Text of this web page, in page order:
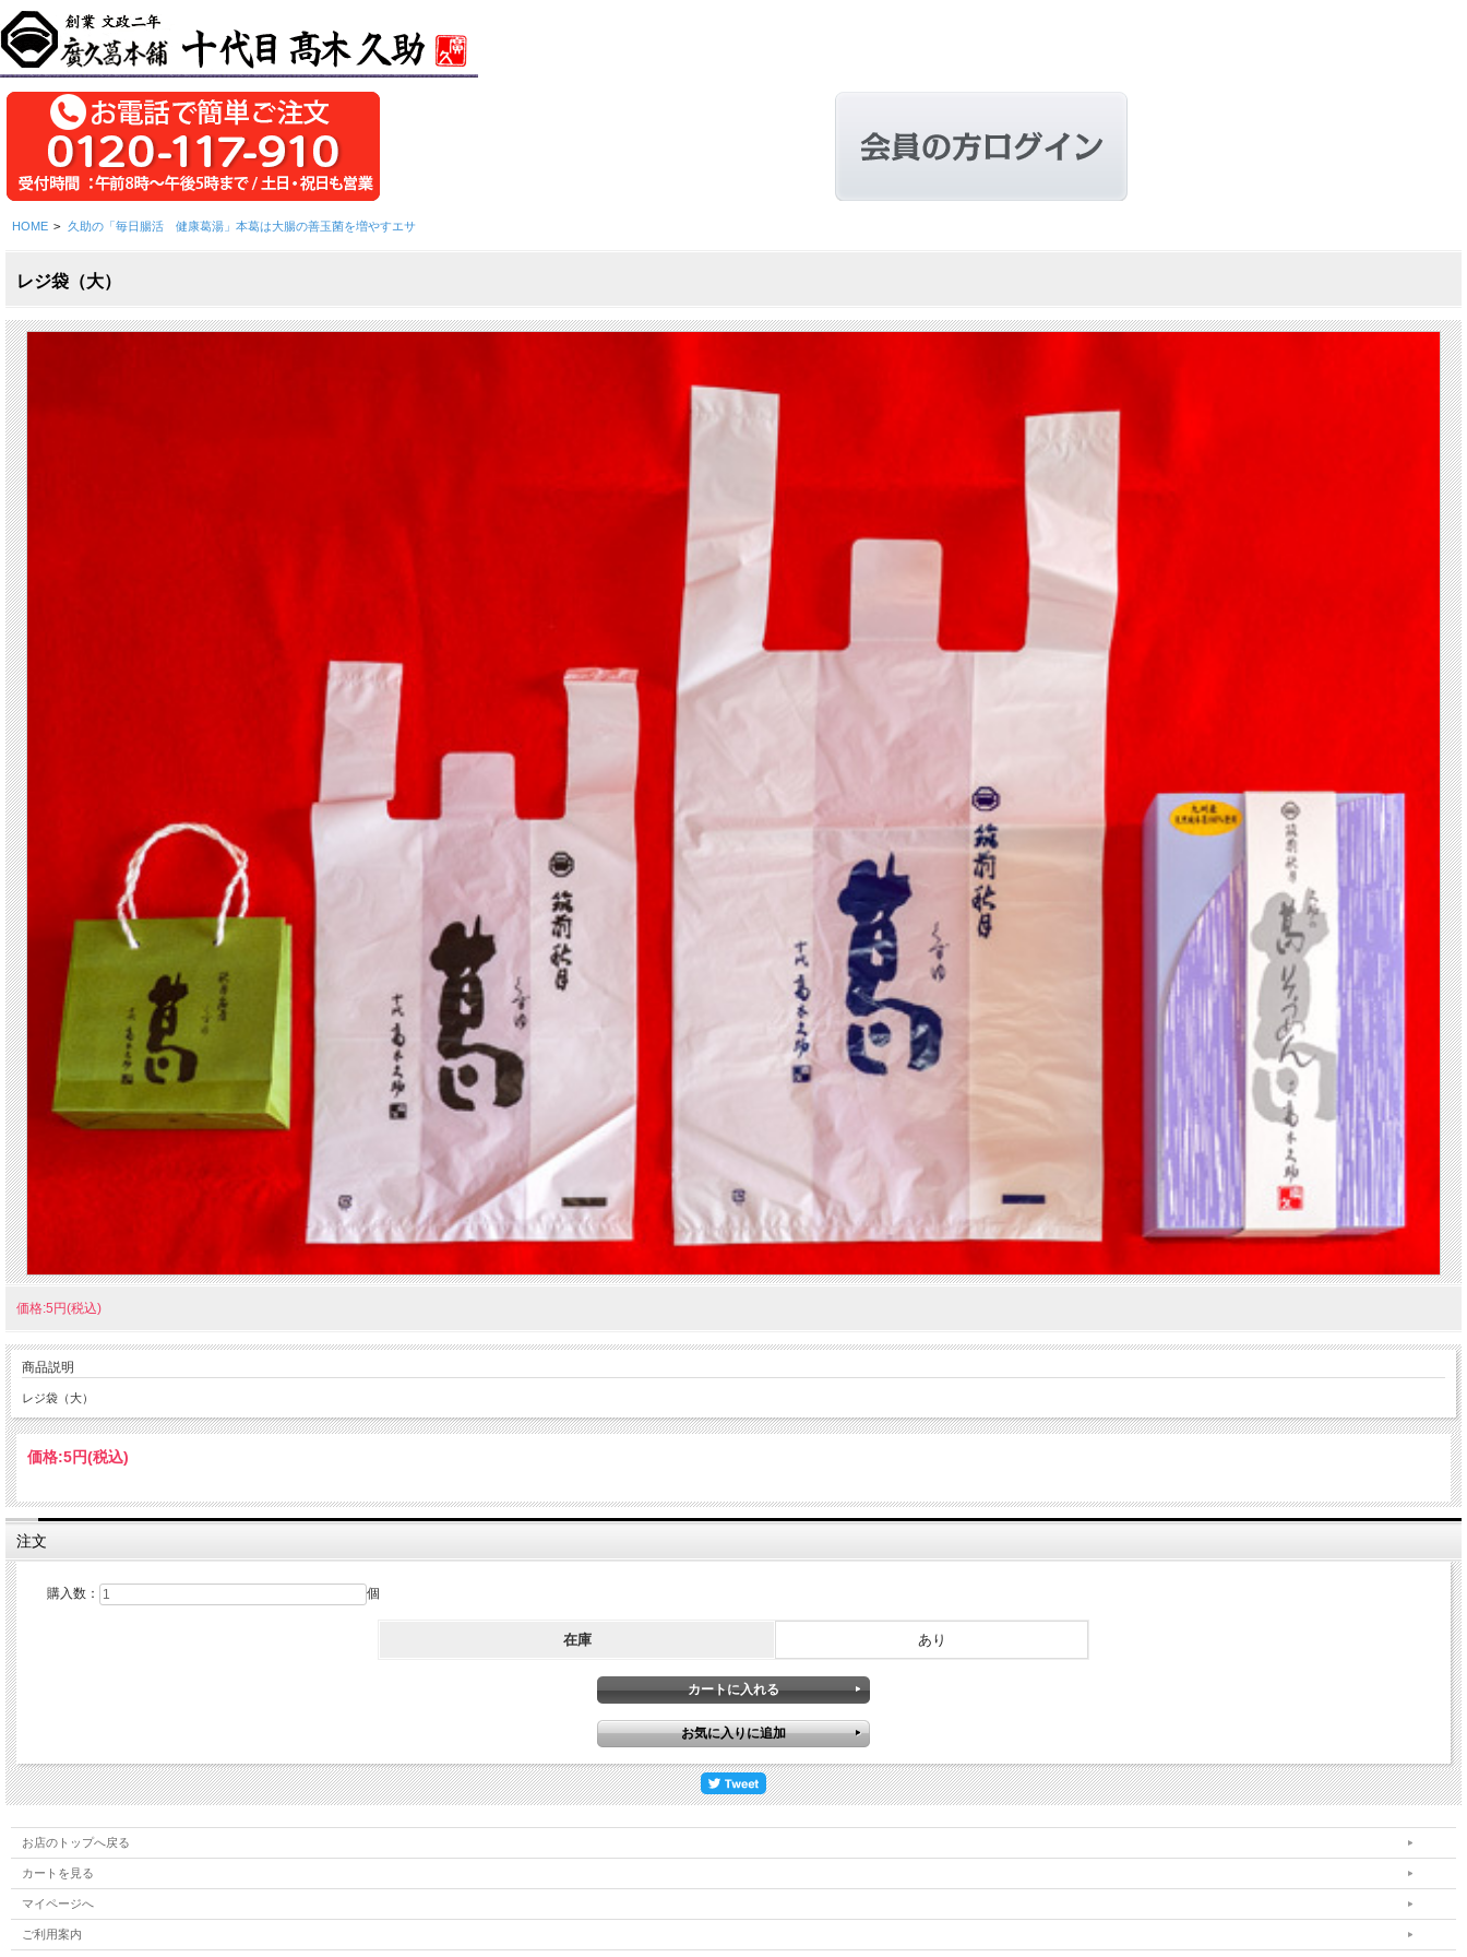
HOME > 久助の「毎日腸活 健康葛湯」本葛は大腸の善玉菌を増やすエサ
レジ袋（大）
価格:5円(税込)
商品説明
レジ袋（大）
価格:5円(税込)
注文
購入数： 個
在庫 あり
お店のトップへ戻る
カートを見る
マイページへ
ご利用案内